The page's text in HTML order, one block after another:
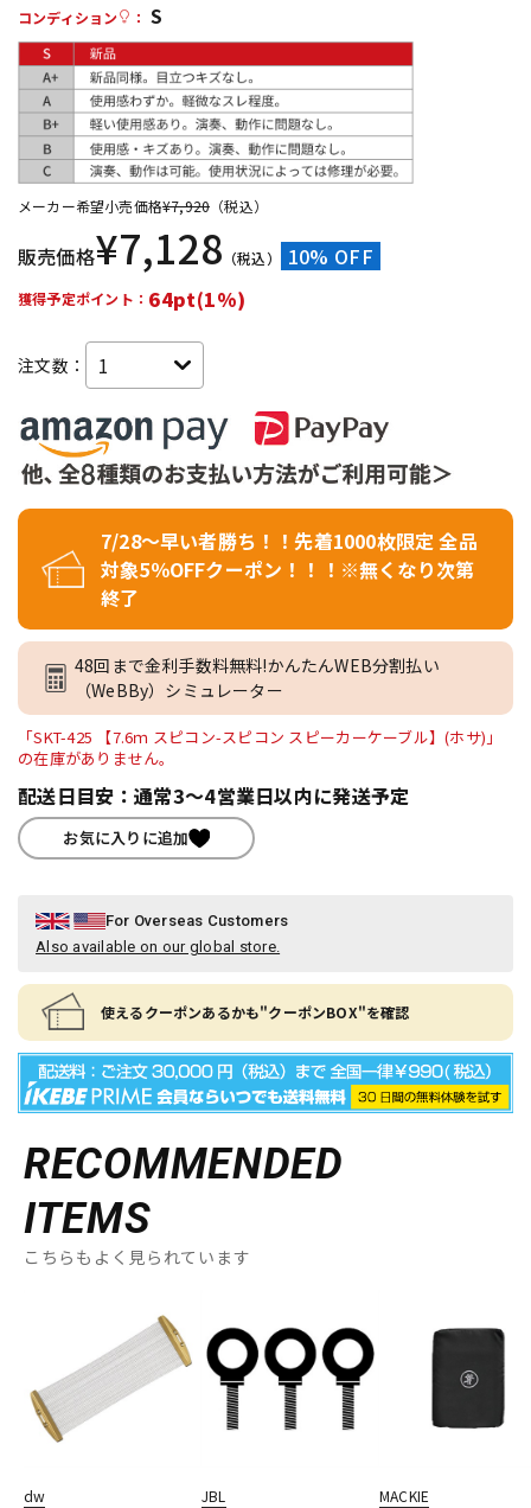
中古 ヴィンテージ
コンディション
： S
メーカー希望小売価格¥7,920 （税込）
販売価格¥7,128 （税込） 10% OFF
獲得予定ポイント： 64pt(1%)
注文数：
7/28～早い者勝ち！！先着1000枚限定 全品
対象5％OFFクーポン！！！※無くなり次第
終了
48回まで金利手数料無料!かんたんWEB分割払い
（WeBBy）シミュレーター
「SKT-425 【7.6ｍ スピコン-スピコン スピーカーケーブル】(ホサ)」
の在庫がありません。
配送日目安：通常3～4営業日以内に発送予定
お気に入りに追加
For Overseas Customers
Also available on our global store.
使えるクーポンあるかも"クーポンBOX"を確認
RECOMMENDED
ITEMS
こちらもよく見られています
dw
JBL
MACKIE